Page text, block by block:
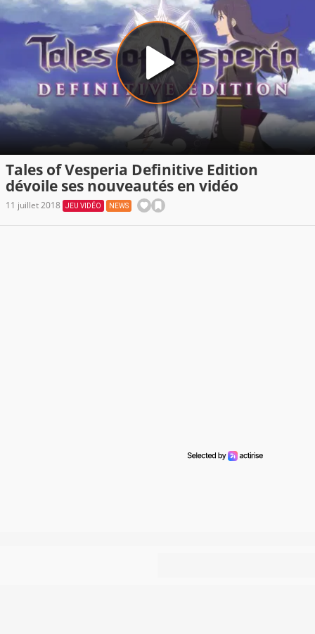
Tales of Vesperia Definitive Edition
dévoile ses nouveautés en vidéo
11 juillet 2018 JEU VIDÉO NEWS